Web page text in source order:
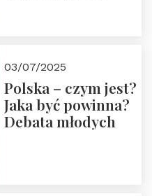
03/07/2025
Polska – czym jest?
Jaka być powinna?
Debata młodych